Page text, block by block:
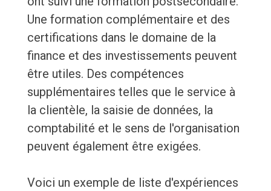
Une formation complémentaire et des
certifications dans le domaine de la
finance et des investissements peuvent
être utiles. Des compétences
supplémentaires telles que le service à
la clientèle, la saisie de données, la
comptabilité et le sens de l'organisation
peuvent également être exigées.
Voici un exemple de liste d'expériences